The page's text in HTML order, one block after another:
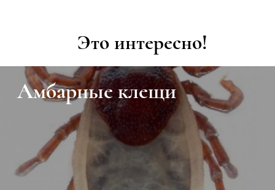
Это интересно!
Амбарные клещи